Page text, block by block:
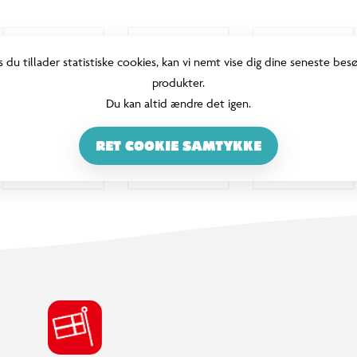
du tillader statistiske cookies, kan vi nemt vise dig dine seneste
produkter.
Du kan altid ændre det igen.
RET COOKIE SAMTYKKE